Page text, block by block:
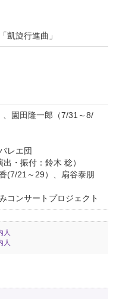
凱旋行進曲」
、園田隆一郎（7/31～8/
レエ団
：鈴木 稔）
(7/21～29）、扇谷泰朋
コンサートプロジェクト
人
人